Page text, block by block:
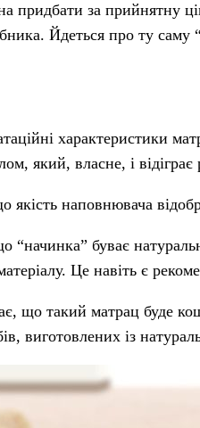
придбати за прийнятну
Йдеться про ту саму
характеристики
який, власне, і
якість наповнювача
“начинка” буває
Це навіть є
що такий матрац буде
виготовлених із